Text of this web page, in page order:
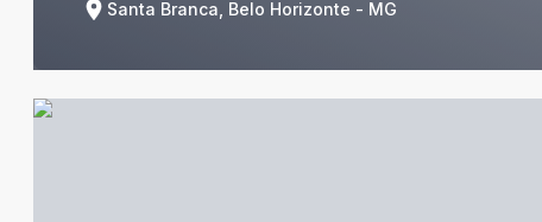
Santa Branca, Belo Horizonte - MG